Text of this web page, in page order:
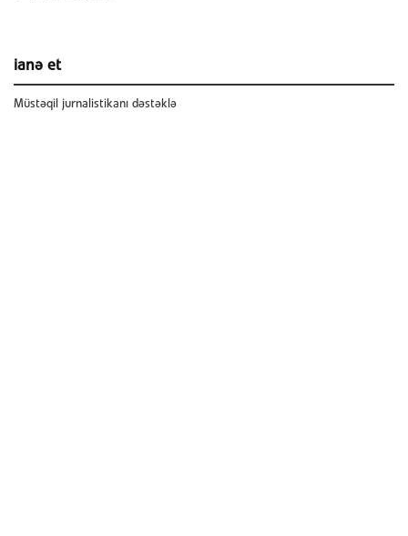
ianə et
Müstəqil jurnalistikanı dəstəklə